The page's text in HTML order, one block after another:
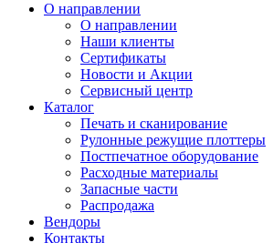
О направлении
О направлении
Наши клиенты
Сертификаты
Новости и Акции
Сервисный центр
Каталог
Печать и сканирование
Рулонные режущие плоттеры
Постпечатное оборудование
Расходные материалы
Запасные части
Распродажа
Вендоры
Контакты